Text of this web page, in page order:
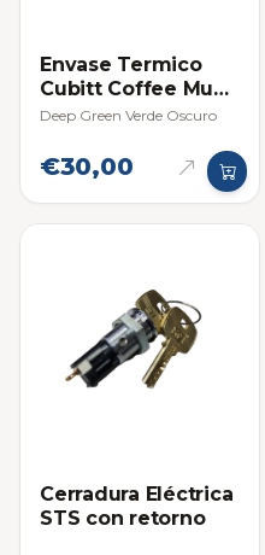
Envase Termico
Cubitt Coffee Mug
para Café 12oz 355
Deep Green Verde Oscuro
€30,00
Cerradura Eléctrica
STS con retorno